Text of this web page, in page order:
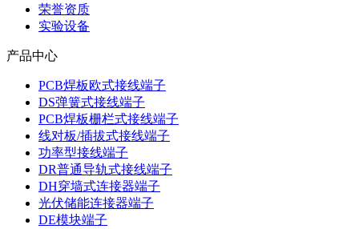
荣誉资质
实验设备
产品中心
PCB焊板欧式接线端子
DS弹簧式接线端子
PCB焊板栅栏式接线端子
线对板/插拔式接线端子
功率型接线端子
DR普通导轨式接线端子
DH穿墙式连接器端子
光伏储能连接器端子
DE模块端子